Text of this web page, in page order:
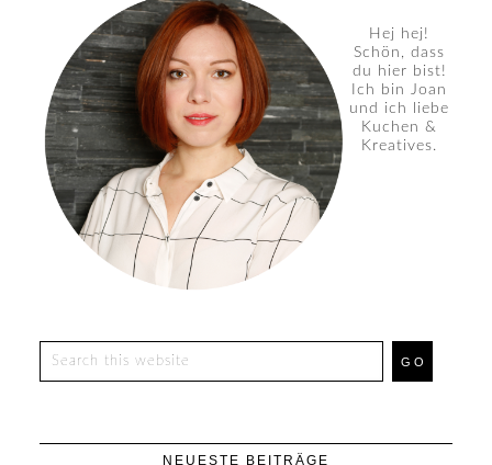
Hej hej!
Schön, dass
du hier bist!
Ich bin Joan
und ich liebe
Kuchen &
Kreatives.
NEUESTE BEITRÄGE